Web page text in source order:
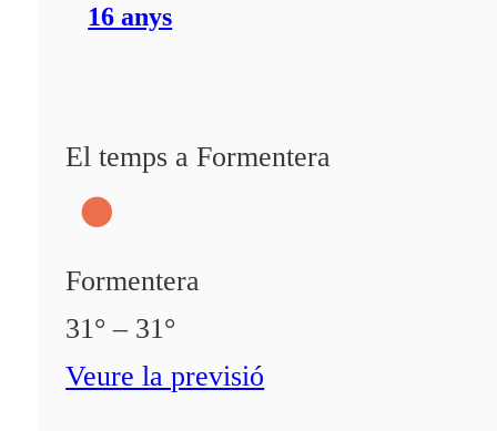
16 anys
El temps a Formentera
Formentera
31° – 31°
Veure la previsió